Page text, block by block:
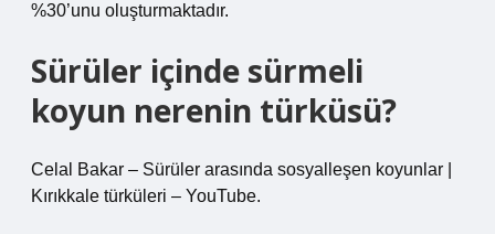
%30’unu oluşturmaktadır.
Sürüler içinde sürmeli
koyun nerenin türküsü?
Celal Bakar – Sürüler arasında sosyalleşen koyunlar |
Kırıkkale türküleri – YouTube.